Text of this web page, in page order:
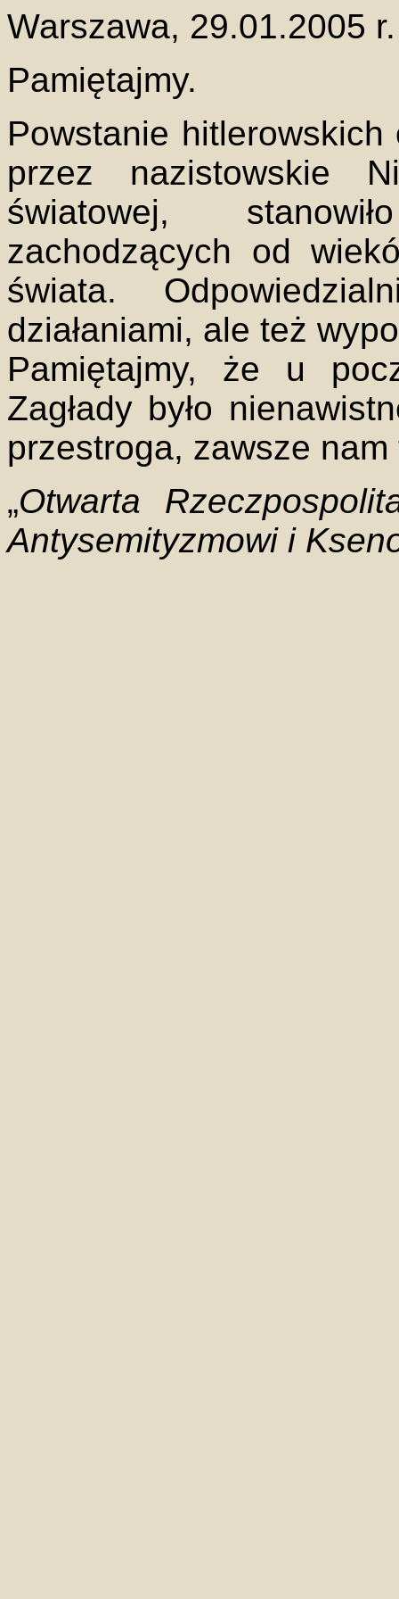
Warszawa, 29.01.2005 r.
Pamiętajmy.
Powstanie hitlerowskich
przez nazistowskie
światowej,
zachodzących od
świata.
działaniami, ale też
Pamiętajmy, że u
Zagłady było
przestroga, zawsze
„Otwarta
Antysemityzmowi i